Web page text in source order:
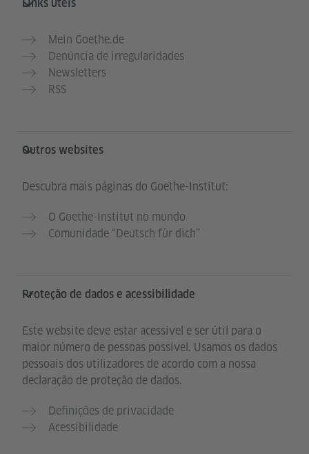
Links úteis
Mein Goethe.de
Denúncia de irregularidades
Newsletters
RSS
Outros websites
Descubra mais páginas do Goethe-Institut:
O Goethe-Institut no mundo
Comunidade “Deutsch für dich”
Proteção de dados e acessibilidade
Este website deve estar acessível e ser útil para o
maior número de pessoas possível. Usamos os dados
pessoais dos utilizadores de acordo com a nossa
declaração de proteção de dados.
Definições de privacidade
Acessibilidade